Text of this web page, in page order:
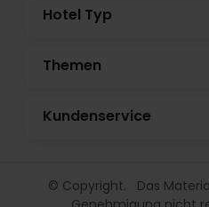
Hotel Typ
Themen
Kundenservice
© Copyright. Das